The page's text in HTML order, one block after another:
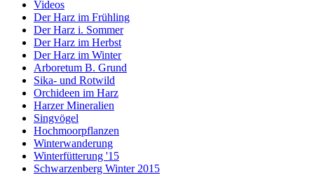
Videos
Der Harz im Frühling
Der Harz i. Sommer
Der Harz im Herbst
Der Harz im Winter
Arboretum B. Grund
Sika- und Rotwild
Orchideen im Harz
Harzer Mineralien
Singvögel
Hochmoorpflanzen
Winterwanderung
Winterfütterung '15
Schwarzenberg Winter 2015